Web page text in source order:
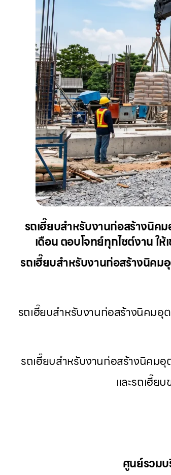
รถเฮี๊ยบสำหรับงานก่อสร้างนิคม
เดือน ตอบโจทย์ทุกไซต์งาน ใ
รถเฮี๊ยบสำหรับงานก่อสร้างนิคม
รถเฮี๊ยบสำหรับงานก่อสร้างนิคมอุ
รถเฮี๊ยบสำหรับงานก่อสร้างนิคม
และรถเฮี๊ย
ศูนย์รวมบ